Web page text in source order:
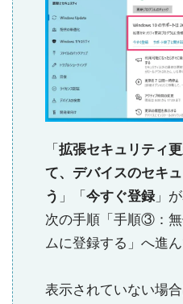
「 拡張セキュリティ
て、デバイスのセキ
う 」「 今すぐ登録」
次の手順「手順③：
ムに登録する」へ進ん
表示されていない場